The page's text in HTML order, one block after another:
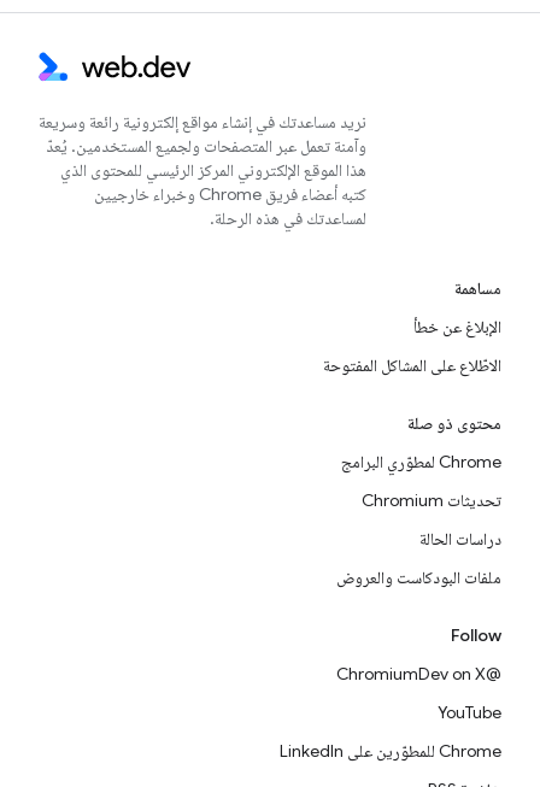
نريد مساعدتك في إنشاء مواقع إلكترونية رائعة وسريعة
وآمنة تعمل عبر المتصفحات ولجميع المستخدمين. يُعدّ
هذا الموقع الإلكتروني المركز الرئيسي للمحتوى الذي
كتبه أعضاء فريق Chrome وخبراء خارجيين
لمساعدتك في هذه الرحلة.
مساهمة
الإبلاغ عن خطأ
الاطّلاع على المشاكل المفتوحة
محتوى ذو صلة
Chrome لمطوّري البرامج
تحديثات Chromium
دراسات الحالة
ملفات البودكاست والعروض
Follow
@ChromiumDev on X
YouTube
Chrome للمطوّرين على LinkedIn